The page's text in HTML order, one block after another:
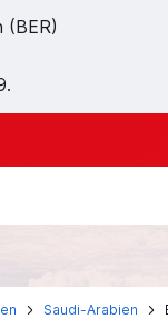
Saudi-Arabien